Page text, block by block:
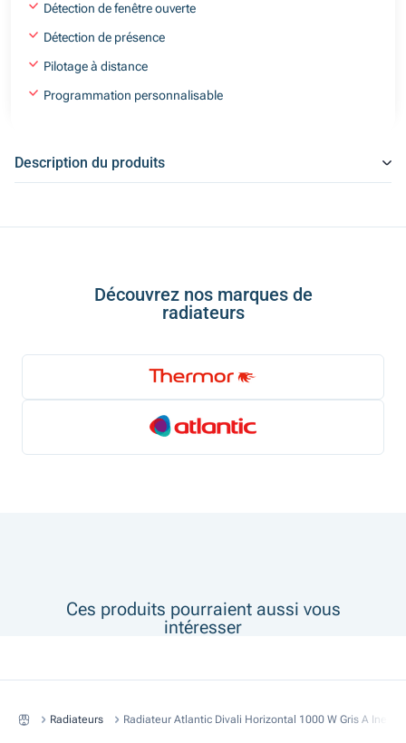
Détection de fenêtre ouverte
Détection de présence
Pilotage à distance
Programmation personnalisable
Description du produits
Découvrez nos marques de
radiateurs
Ces produits pourraient aussi vous
intéresser
Radiateurs Radiateur Atlantic Divali Horizontal 1000 W Gris A